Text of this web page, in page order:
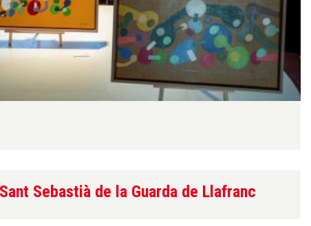
Sebastià de la Guarda de Llafranc